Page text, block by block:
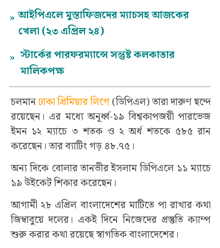
» আইপিএলে মুস্তাফিজদের ম্যাচসহ আজকের
খেলা (২৩ এপ্রিল ২৪)
» স্টার্কের পারফরম্যান্সে সন্তুষ্ট কলকাতার
মালিকপক্ষ
চলমানঢাকা প্রিমিয়ার লিগে(ডিপিএল) তারা দারুণ ছন্দে
রয়েছেন। এর মধ্যে অনূর্ধ্ব-১৯ বিশ্বকাপজয়ী পারভেজ
ইমন ১২ ম্যাচে ৩ শতক ও ২ অর্ধ শতকে ৫৮৫ রান
করেছেন। তার ব্যাটিং গড় ৪৮.৭৫।
অন্য দিকে বোলার তানভীর ইসলাম ডিপিএলে ১১ ম্যাচে
১৯ উইকেট শিকার করেছেন।
আগামী ২৮ এপ্রিল বাংলাদেশের মাটিতে পা রাখার কথা
জিম্বাবুয়ে দলের। একই দিনে নিজেদের প্রস্তুতি ক্যাম্প
শুরু করার কথা রয়েছে স্বাগতিক বাংলাদেশের।